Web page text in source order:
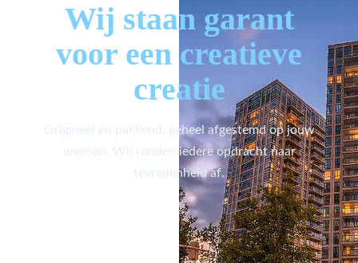
Wij staan garant
voor een creatieve
creatie
Origineel en pakkend, geheel afgestemd op jouw
wensen. Wij ronden iedere opdracht naar
tevredenheid af.